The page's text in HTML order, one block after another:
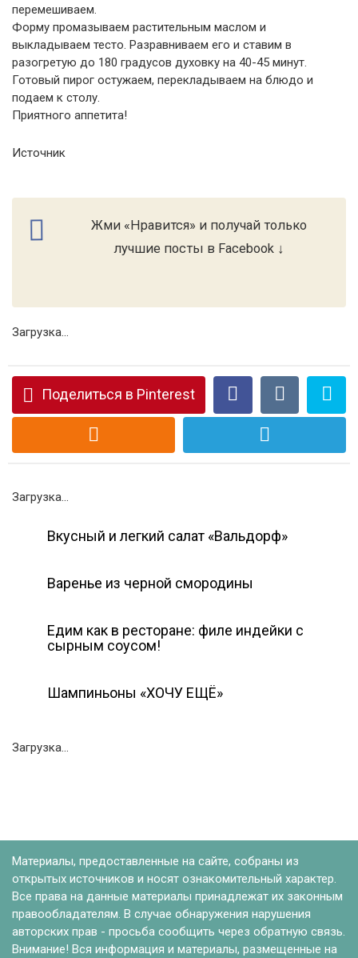
перемешиваем.
Форму промазываем растительным маслом и
выкладываем тесто. Разравниваем его и ставим в
разогретую до 180 градусов духовку на 40-45 минут.
Готовый пирог остужаем, перекладываем на блюдо и
подаем к столу.
Приятного аппетита!
Источник
Жми «Нравится» и получай только
лучшие посты в Facebook ↓
Загрузка...
Поделиться в Pinterest
Загрузка...
Вкусный и легкий салат «Вальдорф»
Варенье из черной смородины
Едим как в ресторане: филе индейки с
сырным соусом!
Шампиньоны «ХОЧУ ЕЩЁ»
Загрузка...
Материалы, предоставленные на сайте, собраны из
открытых источников и носят ознакомительный характер.
Все права на данные материалы принадлежат их законным
правообладателям. В случае обнаружения нарушения
авторских прав - просьба сообщить через обратную связь.
Внимание! Вся информация и материалы, размещенные на